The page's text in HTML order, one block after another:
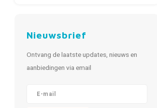
Nieuwsbrief
Ontvang de laatste updates, nieuws en
aanbiedingen via email